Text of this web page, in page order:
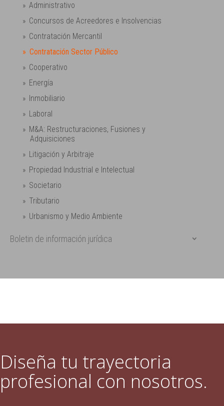
Administrativo
Concursos de Acreedores e Insolvencias
Contratación Mercantil
Contratación Sector Público
Cooperativo
Energía
Inmobiliario
Laboral
M&A: Restructuraciones, Fusiones y
Adquisiciones
Litigación y Arbitraje
Propiedad Industrial e Intelectual
Societario
Tributario
Urbanismo y Medio Ambiente
Boletin de información jurídica
Diseña tu trayectoria
profesional con nosotros.